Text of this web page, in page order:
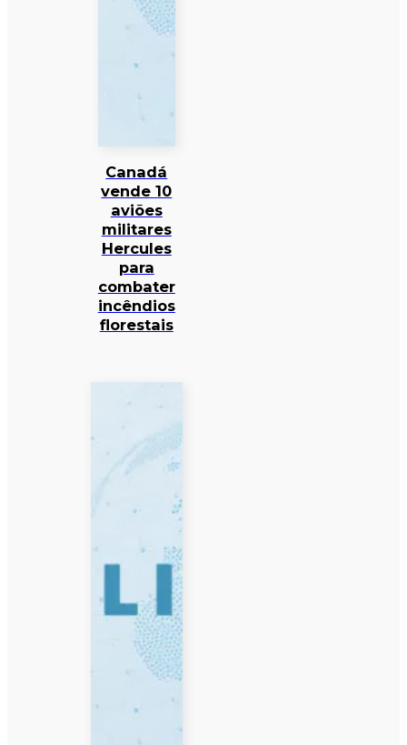
Canadá
vende 10
aviões
militares
Hercules
para
combater
incêndios
florestais